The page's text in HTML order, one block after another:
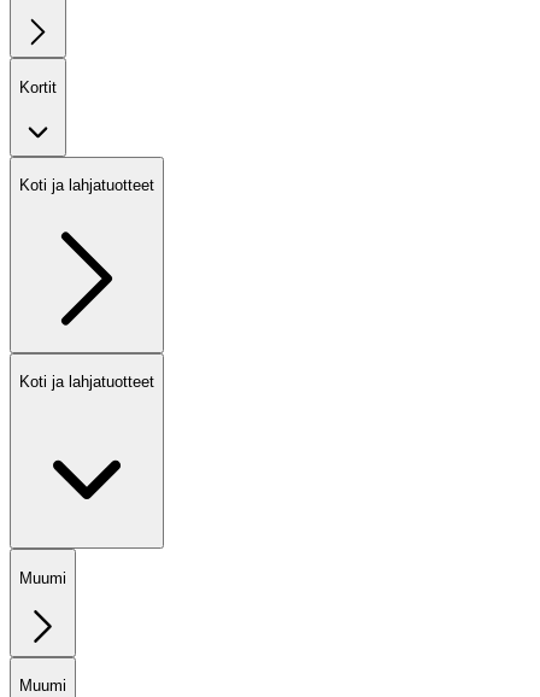
Kortit
Koti ja lahjatuotteet
Koti ja lahjatuotteet
Muumi
Muumi